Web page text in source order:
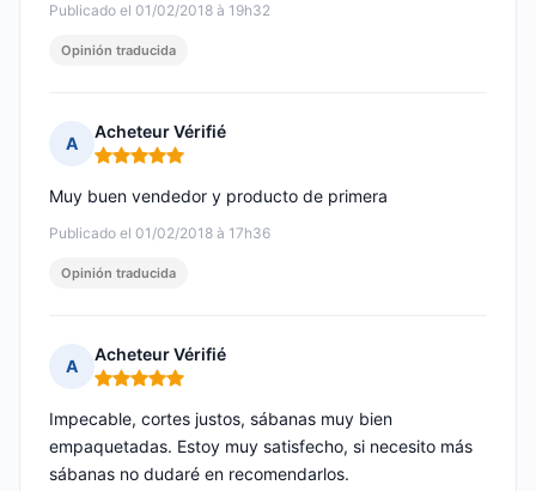
Publicado el 01/02/2018 à 19h32
Opinión traducida
A
Acheteur Vérifié
Nota: 5 de 5
Publicado el 01/02/2018 à 17h36
Muy buen vendedor y producto de primera
Opinión traducida
A
Acheteur Vérifié
Nota: 5 de 5
Impecable, cortes justos, sábanas muy bien
empaquetadas. Estoy muy satisfecho, si necesito más
sábanas no dudaré en recomendarlos.